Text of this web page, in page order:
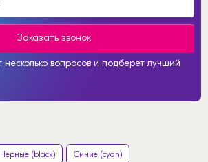
Заказать звонок
вопросов и подберет лучший
Черные (black) Синие (cyan)